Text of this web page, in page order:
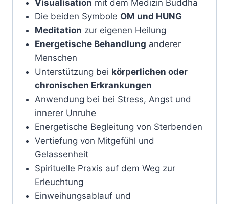
Visualisation mit dem Medizin Buddha
Die beiden Symbole OM und HUNG
Meditation zur eigenen Heilung
Energetische Behandlung anderer
Menschen
Unterstützung bei körperlichen oder
chronischen Erkrankungen
Anwendung bei bei Stress, Angst und
innerer Unruhe
Energetische Begleitung von Sterbenden
Vertiefung von Mitgefühl und
Gelassenheit
Spirituelle Praxis auf dem Weg zur
Erleuchtung
Einweihungsablauf und